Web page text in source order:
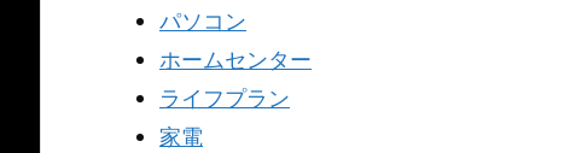
パソコン
ホームセンター
ライフプラン
家電